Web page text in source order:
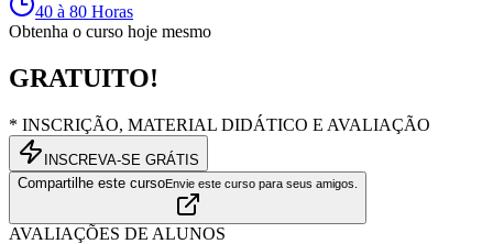
40 à 80 Horas
Obtenha o curso hoje mesmo
GRATUITO!
* INSCRIÇÃO, MATERIAL DIDÁTICO E AVALIAÇÃO
INSCREVA-SE GRÁTIS
Compartilhe este cursoEnvie este curso para seus amigos.
AVALIAÇÕES DE ALUNOS